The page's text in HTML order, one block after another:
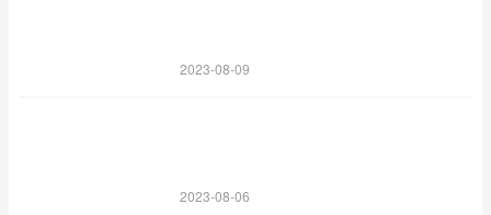
2023-08-09
2023-08-06